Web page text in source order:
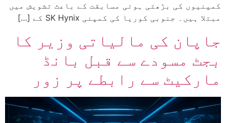
کمپنیوں کی بڑھتی ہوئی مسابقت کے باعث تشویش میں
مبتلا ہیں۔ جنوبی کوریا کی کمپنی SK Hynix کے […]
جاپان کی مالیاتی وزیر کا
بجٹ مسودے سے قبل بانڈ
مارکیٹ سے رابطے پر زور